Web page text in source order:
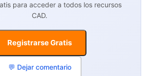
para acceder a todos los recursos
CAD.
Registrarse Gratis
💬 Dejar comentario